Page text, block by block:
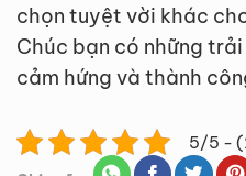
chọn tuyệt vời khác
Chúc bạn có những
cảm hứng và thành
5/5 -